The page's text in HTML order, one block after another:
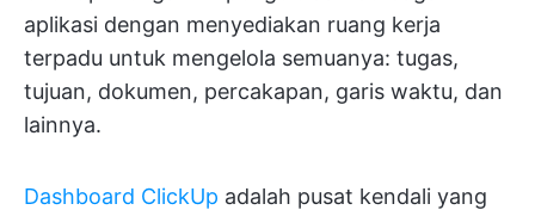
aplikasi dengan menyediakan ruang kerja
terpadu untuk mengelola semuanya: tugas,
tujuan, dokumen, percakapan, garis waktu, dan
lainnya.
Dashboard ClickUp adalah pusat kendali yang